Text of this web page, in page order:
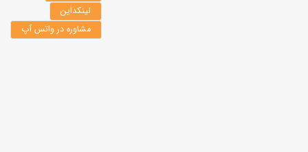
لینکداین
مشاوره در واتس آپ